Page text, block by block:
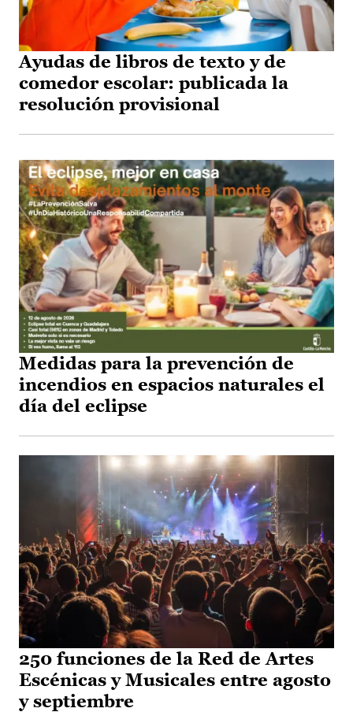
Ayudas de libros de texto y de
comedor escolar: publicada la
resolución provisional
Medidas para la prevención de
incendios en espacios naturales el
día del eclipse
250 funciones de la Red de Artes
Escénicas y Musicales entre agosto
y septiembre